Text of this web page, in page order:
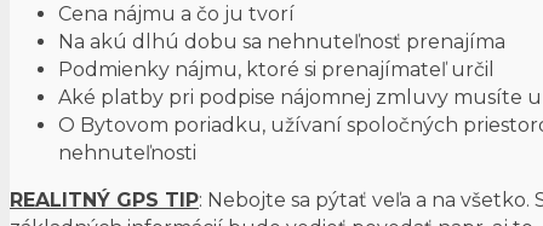
Cena nájmu a čo ju tvorí
Na akú dlhú dobu sa nehnuteľnosť prenajíma
Podmienky nájmu, ktoré si prenajímateľ určil
Aké platby pri podpise nájomnej zmluvy musíte
O Bytovom poriadku, užívaní spoločných
nehnuteľnosti
REALITNÝ GPS TIP: Nebojte sa pýtať veľa a na